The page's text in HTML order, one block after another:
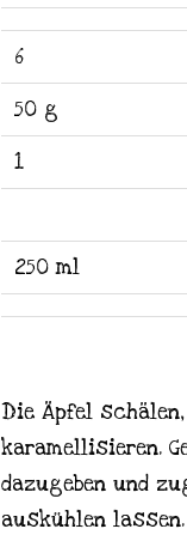
6
50 g
1
250 ml
Die Äpfel
karamellisieren.
dazugeben und
auskühlen lassen.